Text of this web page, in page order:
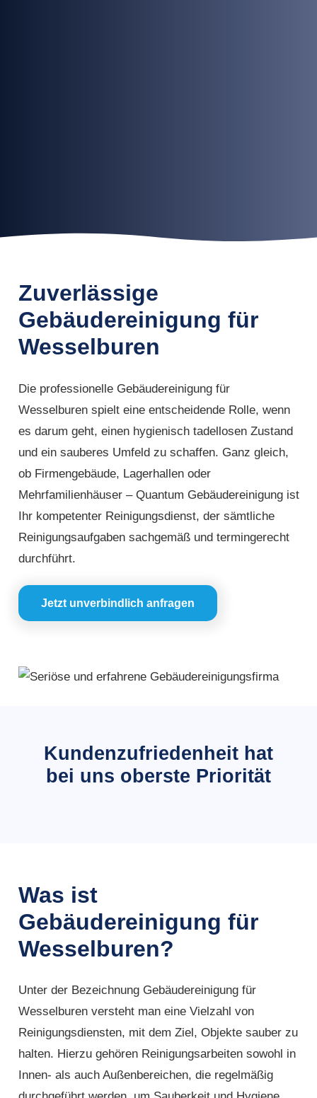
Zuverlässige
Gebäudereinigung für
Wesselburen
Die professionelle Gebäudereinigung für
Wesselburen spielt eine entscheidende Rolle, wenn
es darum geht, einen hygienisch tadellosen Zustand
und ein sauberes Umfeld zu schaffen. Ganz gleich,
ob Firmengebäude, Lagerhallen oder
Mehrfamilienhäuser – Quantum Gebäudereinigung ist
Ihr kompetenter Reinigungsdienst, der sämtliche
Reinigungsaufgaben sachgemäß und termingerecht
durchführt.
Jetzt unverbindlich anfragen
Kundenzufriedenheit hat
bei uns oberste Priorität
Was ist
Gebäudereinigung für
Wesselburen?
Unter der Bezeichnung Gebäudereinigung für
Wesselburen versteht man eine Vielzahl von
Reinigungsdiensten, mit dem Ziel, Objekte sauber zu
halten. Hierzu gehören Reinigungsarbeiten sowohl in
Innen- als auch Außenbereichen, die regelmäßig